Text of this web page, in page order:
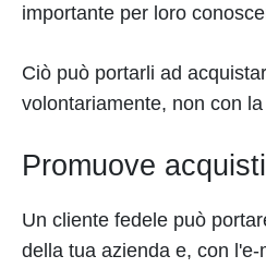
importante per loro
Ciò può portarli ad
volontariamente, non con
Promuove
Un cliente fedele può
della tua azienda e, con